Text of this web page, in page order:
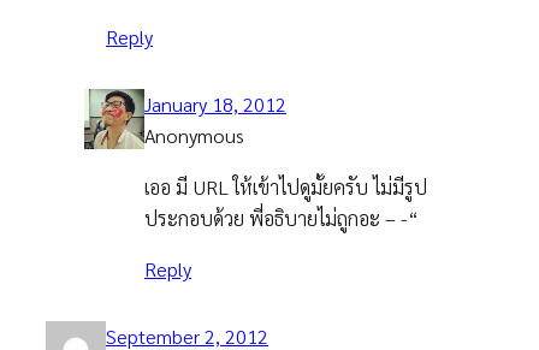
Reply
January 18, 2012
Anonymous
เออ มี URL ให้เข้าไปดูมั้ยครับ ไม่มีรูป
ประกอบด้วย พี่อธิบายไม่ถูกอะ – -“
Reply
September 2, 2012